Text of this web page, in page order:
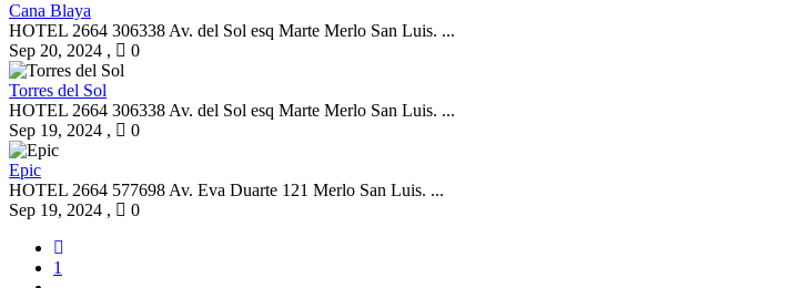
Cana Blaya
HOTEL 2664 306338 Av. del Sol esq Marte Merlo San Luis. ...
Sep 20, 2024 , 0
Torres del Sol
HOTEL 2664 306338 Av. del Sol esq Marte Merlo San Luis. ...
Sep 19, 2024 , 0
Epic
HOTEL 2664 577698 Av. Eva Duarte 121 Merlo San Luis. ...
Sep 19, 2024 , 0
1